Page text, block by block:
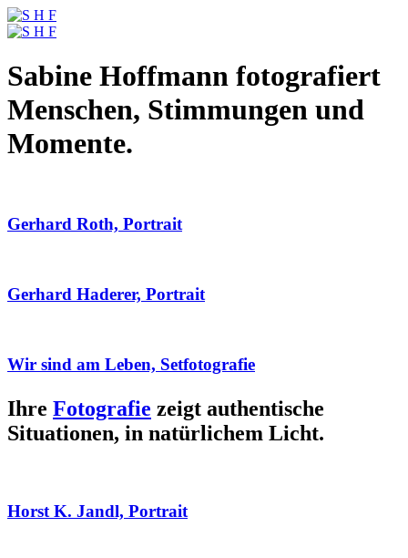
Sabine Hoffmann fotografiert
Menschen, Stimmungen und
Momente.
Gerhard Roth, Portrait
Gerhard Haderer, Portrait
Wir sind am Leben, Setfotografie
Ihre Fotografie zeigt authentische
Situationen, in natürlichem Licht.
Horst K. Jandl, Portrait